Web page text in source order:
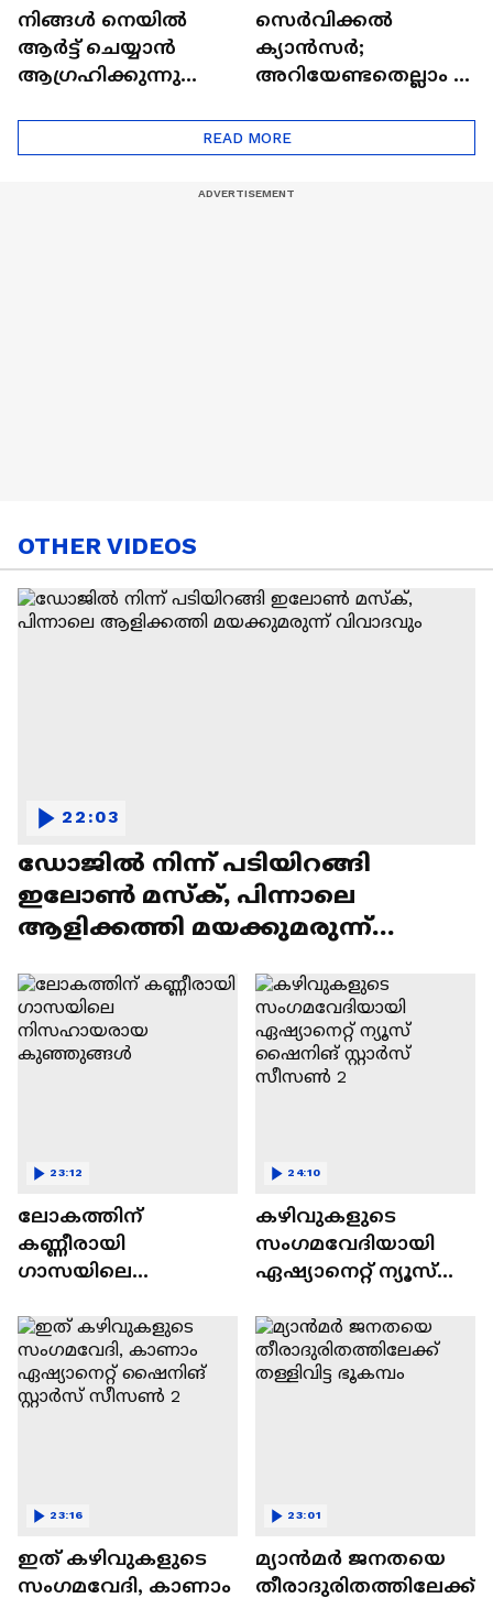
നിങ്ങൾ നെയിൽ
ആർട്ട് ചെയ്യാൻ
ആഗ്രഹിക്കുന്നുണ്ടോ
ട്രെൻഡിനെക്കുറിച്ച് |
Nail Art | Trends Cafe
സെർവിക്കൽ
ക്യാൻസർ;
അറിയേണ്ടതെല്ലാം |
Cancer
READ MORE
OTHER VIDEOS
ഡോജിൽ നിന്ന് പടിയിറങ്ങി
ഇലോൺ മസ്ക്, പിന്നാലെ
ആളിക്കത്തി മയക്കുമരുന്ന്
22:03
ലോകത്തിന്
കണ്ണീരായി
ഗാസയിലെ
കുഞ്ഞുങ്ങൾ
23:12
കഴിവുകളുടെ
സംഗമവേദിയായി
ഏഷ്യാനെറ്റ് ന്യൂസ്
സീസൺ 2
24:10
ഇത് കഴിവുകളുടെ
സംഗമവേദി, കാണാം
23:16
മ്യാൻമർ ജനതയെ
തീരാദുരിതത്തിലേക്ക്
23:01